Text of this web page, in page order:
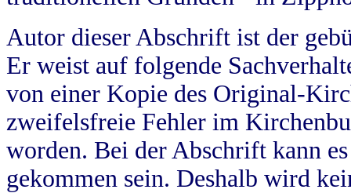
Autor dieser Abschrift ist der
Er weist auf folgende
von einer Kopie des Original-
zweifelsfreie Fehler im
worden. Bei der Abschrift kann
gekommen sein. Deshalb wird